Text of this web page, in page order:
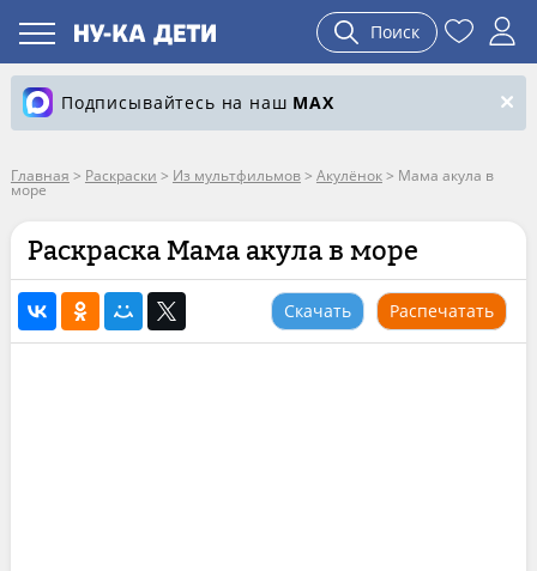
Поиск
Подписывайтесь на наш MAX
Главная > Раскраски > Из мультфильмов> Акулёнок> Мама акула в
море
Раскраска Мама акула в море
Скачать Распечатать